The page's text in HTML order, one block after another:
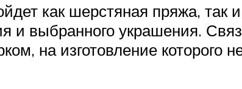
как шерстяная пряжа, так
и выбранного украшения.
на изготовление которого